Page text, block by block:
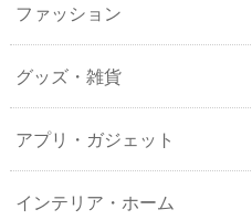
ファッション
グッズ・雑貨
アプリ・ガジェット
インテリア・ホーム